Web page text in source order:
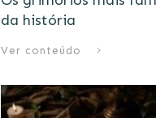
da história
Ver conteúdo